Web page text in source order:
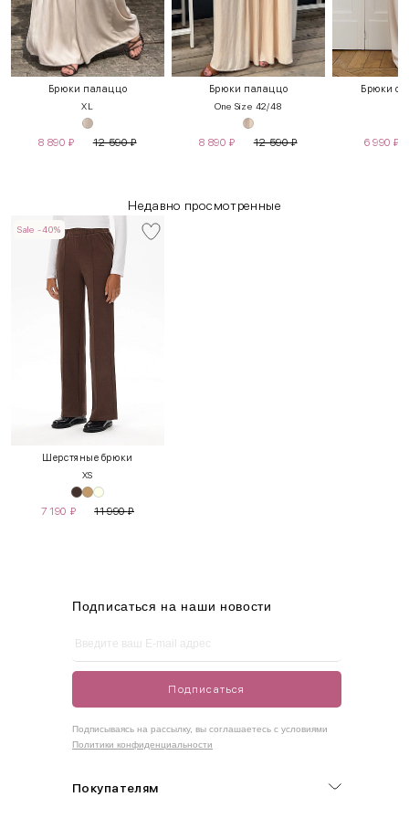
Брюки палаццо
XL
8 890 ₽ 12 590₽
Брюки палаццо
One Size 42/48
8 890 ₽ 12 590₽
Брюки с
6 990 ₽
Недавно просмотренные
Sale -40%
Шерстяные брюки
XS
7 190 ₽ 11 990₽
RUS
42-50
Как правильно себя обмерить
Измеряется по самым выступающим точкам.
Покупателям
Подписаться на наши новости
Подписаться
Подписываясь на рассылку, вы соглашаетесь с условиями
Политики конфиденциальности